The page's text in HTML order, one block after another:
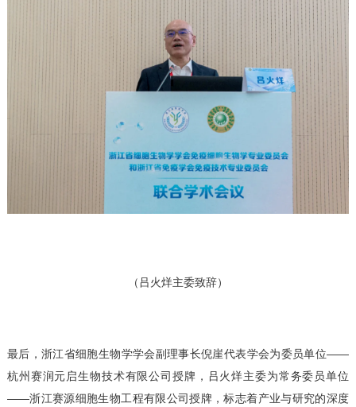
（吕火烊主委致辞）
最后，浙江省细胞生物学学会副理事长倪崖代表学会为委员单位——
杭州赛润元启生物技术有限公司授牌，吕火烊主委为常务委员单位
——浙江赛源细胞生物工程有限公司授牌，标志着产业与研究的深度